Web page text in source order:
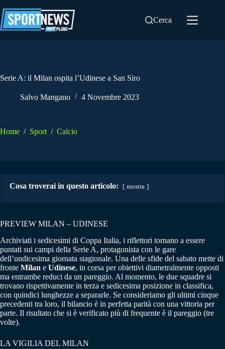
al
contenuto
Cerca
Serie A: il Milan ospita l’Udinese a San Siro
Salvo Mangano 4 Novembre 2023
Home / Sport / Calcio
Cosa troverai in questo articolo: mostra
PREVIEW MILAN – UDINESE
Archiviati i sedicesimi di Coppa Italia, i riflettori tornano a essere
puntati sui campi della Serie A, protagonista con le gare
dell’undicesima giornata stagionale. Una delle sfide del sabato mette di
fronte Milan e Udinese, in corsa per obiettivi diametralmente opposti
ma entrambe reduci da un pareggio. Al momento, le due squadre si
trovano rispettivamente in terza e sedicesima posizione in classifica,
con quindici lunghezze a separarle. Se consideriamo gli ultimi cinque
precedenti tra loro, il bilancio è in perfetta parità con una vittoria per
parte. Il risultato che si è verificato più di frequente è il pareggio (tre
volte).
LA VIGILIA DEL MILAN